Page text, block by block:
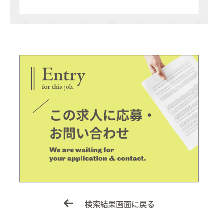
検索結果画面に戻る